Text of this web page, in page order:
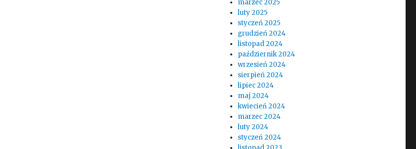
marzec 2025
luty 2025
styczeń 2025
grudzień 2024
listopad 2024
październik 2024
wrzesień 2024
sierpień 2024
lipiec 2024
maj 2024
kwiecień 2024
marzec 2024
luty 2024
styczeń 2024